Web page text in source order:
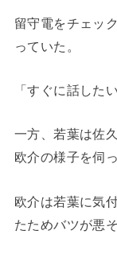
留守電をチェッ
っていた。
「すぐに話した
一方、若葉は佐
欧介の様子を伺
欧介は若葉に気
たためバツが悪